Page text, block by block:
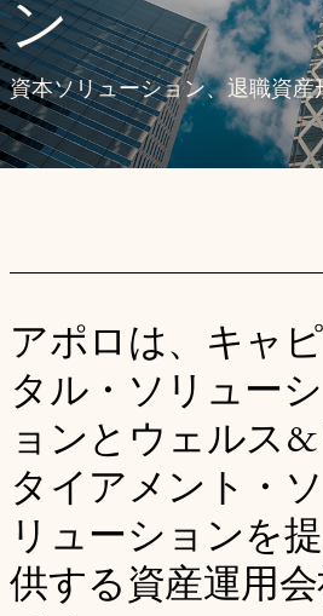
ン
資本ソリューション、退職資産
アポロは、キャピ
タル・ソリューシ
ョンとウェルス&
タイアメント・ソ
リューションを提
供する資産運用